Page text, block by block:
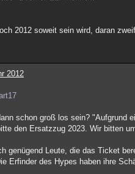
2012 soweit sein wird, daran
2012
schon groß los sein? "Aufgrund
den Ersatzzug 2023. Wir bitten
genügend Leute, die das Ticket
Erfinder des Hypes haben ihre